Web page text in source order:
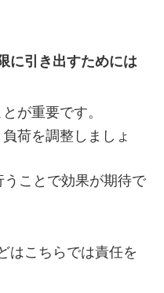
に引き出すためには
が重要です。
荷を調整しましょ
ことで効果が期待で
はこちらでは責任を